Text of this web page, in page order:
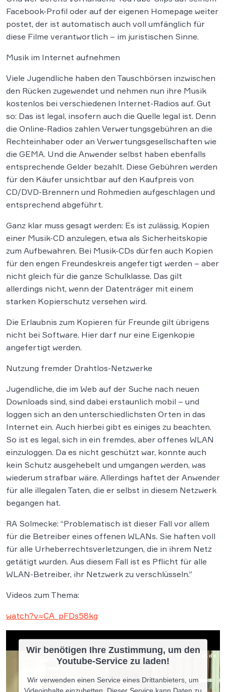
Facebook-Profil oder auf der eigenen Homepage weiter
postet, der ist automatisch auch voll umfänglich für
diese Filme verantwortlich – im juristischen Sinne.
Musik im Internet aufnehmen
Viele Jugendliche haben den Tauschbörsen inzwischen
den Rücken zugewendet und nehmen nun ihre Musik
kostenlos bei verschiedenen Internet-Radios auf. Gut
so: Das ist legal, insofern auch die Quelle legal ist. Denn
die Online-Radios zahlen Verwertungsgebühren an die
Rechteinhaber oder an Verwertungsgesellschaften wie
die GEMA. Und die Anwender selbst haben ebenfalls
entsprechende Gelder bezahlt. Diese Gebühren werden
für den Käufer unsichtbar auf den Kaufpreis von
CD/DVD-Brennern und Rohmedien aufgeschlagen und
entsprechend abgeführt.
Ganz klar muss gesagt werden: Es ist zulässig, Kopien
einer Musik-CD anzulegen, etwa als Sicherheitskopie
zum Aufbewahren. Bei Musik-CDs dürfen auch Kopien
für den engen Freundeskreis angefertigt werden – aber
nicht gleich für die ganze Schulklasse. Das gilt
allerdings nicht, wenn der Datenträger mit einem
starken Kopierschutz versehen wird.
Die Erlaubnis zum Kopieren für Freunde gilt übrigens
nicht bei Software. Hier darf nur eine Eigenkopie
angefertigt werden.
Nutzung fremder Drahtlos-Netzwerke
Jugendliche, die im Web auf der Suche nach neuen
Downloads sind, sind dabei erstaunlich mobil – und
loggen sich an den unterschiedlichsten Orten in das
Internet ein. Auch hierbei gibt es einiges zu beachten.
So ist es legal, sich in ein fremdes, aber offenes WLAN
einzuloggen. Da es nicht geschützt war, konnte auch
kein Schutz ausgehebelt und umgangen werden, was
wiederum strafbar wäre. Allerdings haftet der Anwender
für alle illegalen Taten, die er selbst in diesem Netzwerk
begangen hat.
RA Solmecke: “Problematisch ist dieser Fall vor allem
für die Betreiber eines offenen WLANs. Sie haften voll
für alle Urheberrechtsverletzungen, die in ihrem Netz
getätigt wurden. Aus diesem Fall ist es Pflicht für alle
WLAN-Betreiber, ihr Netzwerk zu verschlüsseln.”
Videos zum Thema:
watch?v=CA_pFDs58kg
Wir benötigen Ihre Zustimmung, um den
Youtube-Service zu laden!
Wir verwenden einen Service eines Drittanbieters, um
Videoinhalte einzubetten. Dieser Service kann Daten zu